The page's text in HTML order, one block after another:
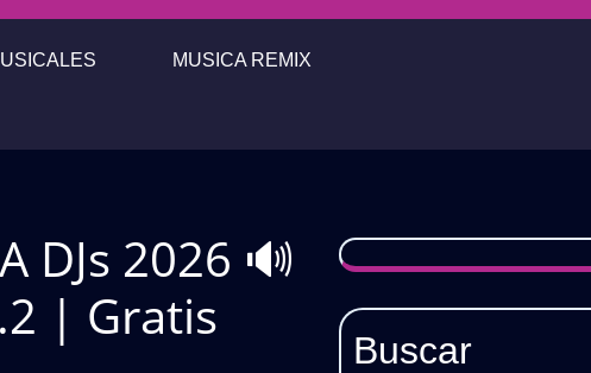
MUSICA REMIX
DJs 2026 🔊
| Gratis
Buscar